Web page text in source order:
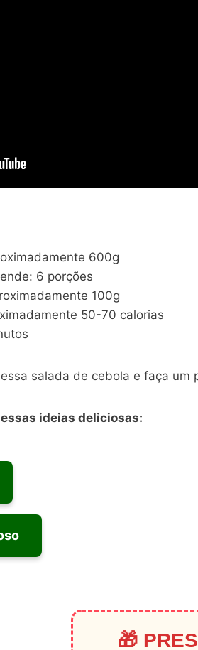
600g
6 porções
100g
50-70 calorias
salada de cebola e faça
ideias deliciosas:
🎁